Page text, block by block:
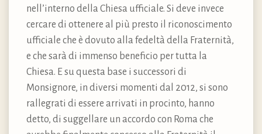
nell’interno della Chiesa ufficiale. Si deve invece
cercare di ottenere al più presto il riconoscimento
ufficiale che è dovuto alla fedeltà della Fraternità,
e che sarà di immenso beneficio per tutta la
Chiesa. E su questa base i successori di
Monsignore, in diversi momenti dal 2012, si sono
rallegrati di essere arrivati in procinto, hanno
detto, di suggellare un accordo con Roma che